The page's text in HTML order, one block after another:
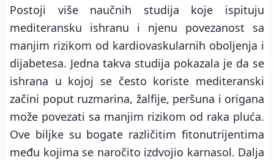
Postoji više naučnih studija koje ispituju
mediteransku ishranu i njenu povezanost sa
manjim rizikom od kardiovaskularnih oboljenja i
dijabetesa. Jedna takva studija pokazala je da se
ishrana u kojoj se često koriste mediteranski
začini poput ruzmarina, žalfije, peršuna i origana
može povezati sa manjim rizikom od raka pluća.
Ove biljke su bogate različitim fitonutrijentima
među kojima se naročito izdvojio karnasol. Dalja